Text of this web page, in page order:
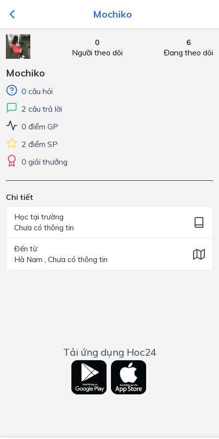
Mochiko
0
Người theo dõi
6
Đang theo dõi
Mochiko
0 câu hỏi
2 câu trả lời
0 điểm GP
2 điểm SP
0 giải thưởng
Chi tiết
Học tại trường
Chưa có thông tin
Đến từ
Hà Nam , Chưa có thông tin
Tải ứng dụng Hoc24